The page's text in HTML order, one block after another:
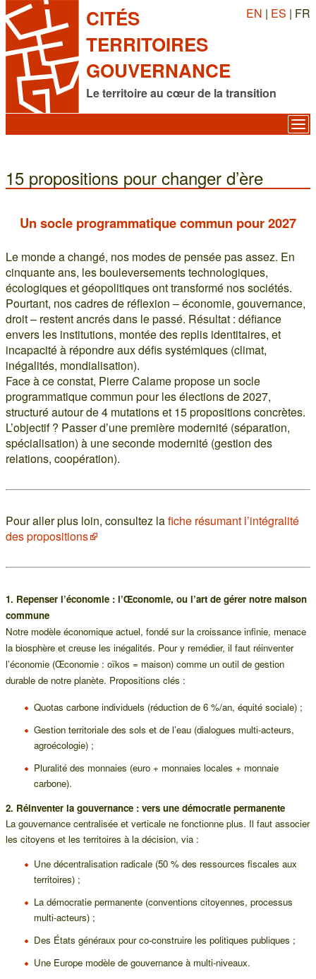
CITÉS
TERRITOIRES
GOUVERNANCE
Le territoire au cœur de la transition
EN | ES | FR
15 propositions pour changer d’ère
Un socle programmatique commun pour 2027
Le monde a changé, nos modes de pensée pas assez. En
cinquante ans, les bouleversements technologiques,
écologiques et géopolitiques ont transformé nos sociétés.
Pourtant, nos cadres de réflexion – économie, gouvernance,
droit – restent ancrés dans le passé. Résultat : défiance
envers les institutions, montée des replis identitaires, et
incapacité à répondre aux défis systémiques (climat,
inégalités, mondialisation).
Face à ce constat, Pierre Calame propose un socle
programmatique commun pour les élections de 2027,
structuré autour de 4 mutations et 15 propositions concrètes.
L’objectif ? Passer d’une première modernité (séparation,
spécialisation) à une seconde modernité (gestion des
relations, coopération).
Pour aller plus loin, consultez lafiche résumant l’intégralité
des propositions
1. Repenser l’économie : l’Œconomie, ou l’art de gérer notre maison
commune
Notre modèle économique actuel, fondé sur la croissance infinie, menace
la biosphère et creuse les inégalités. Pour y remédier, il faut réinventer
l’économie (Œconomie : oïkos = maison) comme un outil de gestion
durable de notre planète. Propositions clés :
Quotas carbone individuels (réduction de 6 %/an, équité sociale) ;
Gestion territoriale des sols et de l’eau (dialogues multi-acteurs,
agroécologie) ;
Pluralité des monnaies (euro + monnaies locales + monnaie
carbone).
2. Réinventer la gouvernance : vers une démocratie permanente
La gouvernance centralisée et verticale ne fonctionne plus. Il faut associer
les citoyens et les territoires à la décision, via :
Une décentralisation radicale (50 % des ressources fiscales aux
territoires) ;
La démocratie permanente (conventions citoyennes, processus
multi-acteurs) ;
Des États généraux pour co-construire les politiques publiques ;
Une Europe modèle de gouvernance à multi-niveaux.